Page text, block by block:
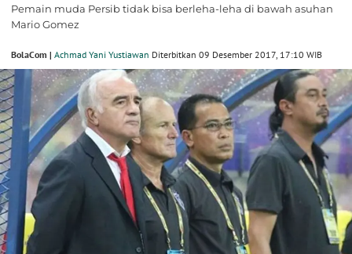
Pemain muda Persib tidak bisa berleha-leha di bawah asuhan
Mario Gomez
BolaCom | Achmad Yani Yustiawan Diterbitkan 09 Desember 2017, 17:10 WIB